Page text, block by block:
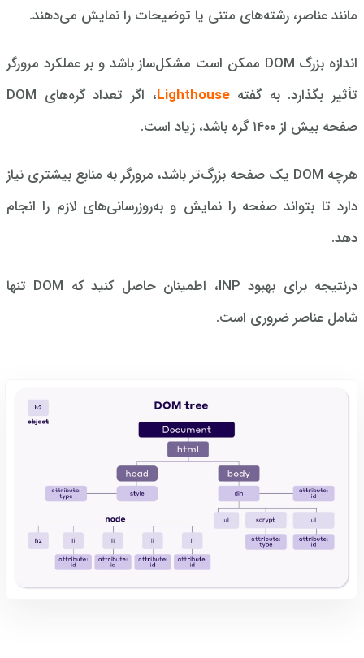
مانند عناصر، رشته‌های متنی یا توضیحات را نمایش می‌دهند.
اندازه بزرگ DOM ممکن است مشکل‌‌ساز باشد و بر عملکرد مرورگر
تأثیر بگذارد. به گفتهLighthouse
، اگر تعداد گره‌های DOM
صفحه بیش از ۱۴۰۰ گره باشد، زیاد است.
هرچه DOM یک صفحه بزرگ‌تر باشد، مرورگر به منابع بیشتری نیاز
دارد تا بتواند صفحه را نمایش و به‌روزرسانی‌های لازم را انجام
دهد.
درنتیجه برای بهبود INP، اطمینان حاصل کنید که DOM تنها
شامل عناصر ضروری است.